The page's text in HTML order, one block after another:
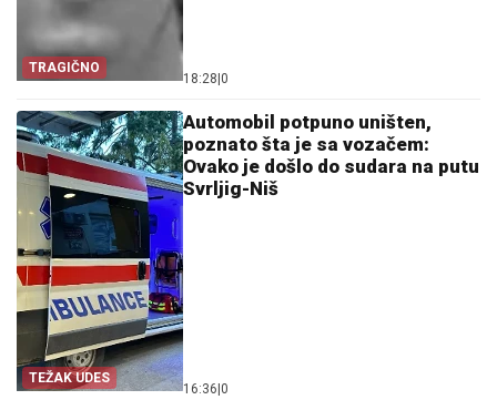
TRAGIČNO
18:28|0
TEŽAK UDES
Automobil potpuno uništen,
poznato šta je sa vozačem:
Ovako je došlo do sudara na putu
Svrljig-Niš
16:36|0